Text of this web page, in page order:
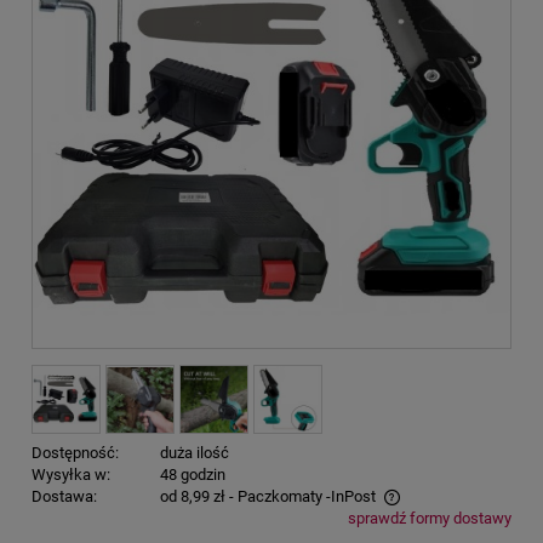
Dostępność:
duża ilość
Wysyłka w:
48 godzin
Dostawa:
od 8,99 zł - Paczkomaty -InPost
Cena nie zawiera ewentualnych kosztów płatnościsprawdź formy dostawy